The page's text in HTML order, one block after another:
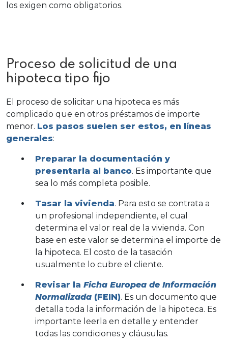
los exigen como obligatorios.
Proceso de solicitud de una
hipoteca tipo fijo
El proceso de solicitar una hipoteca es más
complicado que en otros préstamos de importe
menor. Los pasos suelen ser estos, en líneas
generales:
Preparar la documentación y
presentarla al banco. Es importante que
sea lo más completa posible.
Tasar la vivienda. Para esto se contrata a
un profesional independiente, el cual
determina el valor real de la vivienda. Con
base en este valor se determina el importe de
la hipoteca. El costo de la tasación
usualmente lo cubre el cliente.
Revisar la Ficha Europea de Información
Normalizada (FEIN). Es un documento que
detalla toda la información de la hipoteca. Es
importante leerla en detalle y entender
todas las condiciones y cláusulas.